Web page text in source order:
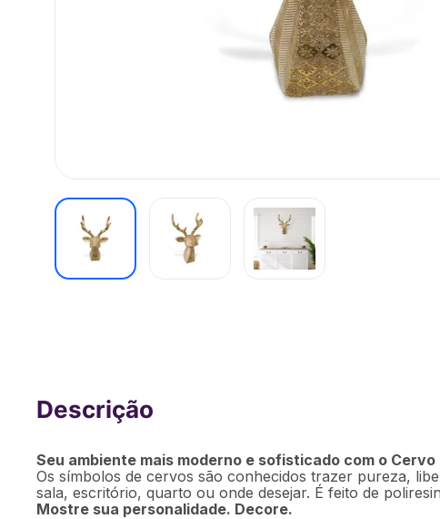
[Reembalado]
Seu ambiente mais moderno e sofisticado com o
Os símbolos de cervos são conhecidos trazer pureza,
sala, escritório, quarto ou onde desejar. É feito de
Mostre sua personalidade. Decore.